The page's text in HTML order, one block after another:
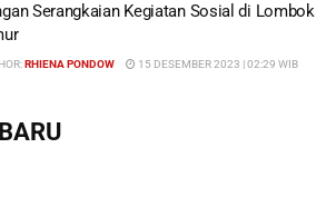
Serangkaian Kegiatan Sosial di Lombok
RHIENA PONDOW 15 DESEMBER 2023 | 02:29 WIB